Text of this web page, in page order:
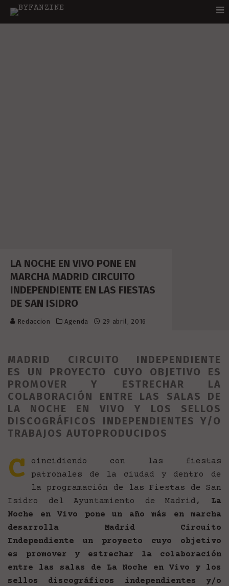
LA NOCHE EN VIVO PONE EN
MARCHA MADRID CIRCUITO
INDEPENDIENTE EN LAS FIESTAS
DE SAN ISIDRO
Redaccion Agenda 29 abril, 2016
MADRID CIRCUITO INDEPENDIENTE
ES UN PROYECTO CUYO OBJETIVO ES
PROMOVER Y ESTRECHAR LA
COLABORACIÓN ENTRE LAS SALAS DE
LA NOCHE EN VIVO Y LOS SELLOS
DISCOGRÁFICOS INDEPENDIENTES Y/O
TRABAJOS AUTOPRODUCIDOS
C
oincidiendo con las fiestas
patronales de la ciudad y dentro de
la programación de las Fiestas de San
Isidro del Ayuntamiento de Madrid, La
Noche en Vivo pone un año más en marcha
desarrolla Madrid Circuito
Independiente un proyecto cuyo objetivo
es promover y estrechar la colaboración
entre las salas de La Noche en Vivo y los
sellos discográficos independientes y/o